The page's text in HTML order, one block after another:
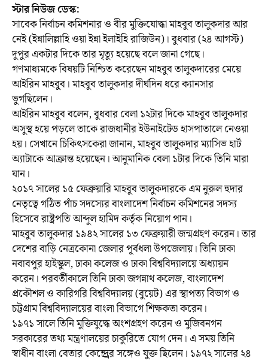
স্টার নিউজ ডেস্ক:
সাবেক নির্বাচন কমিশনার ও বীর মুক্তিযোদ্ধা মাহবুব তালুকদার আর
নেই (ইন্নালিল্লাহি ওয়া ইন্না ইলাইহি রাজিউন)। বুধবার (২৪ আগস্ট)
দুপুর একটার দিকে তার মৃত্যু হয়েছে বলে জানা গেছে।
গণমাধ্যমকে বিষয়টি নিশ্চিত করেছেন মাহবুব তালুকদারের মেয়ে
আইরিন মাহবু্ব। মাহবুব তালুকদার দীর্ঘদিন ধরে ক্যানসার
ভুগছিলেন।
আইরিন মাহবুব বলেন, বুধবার বেলা ১২টার দিকে মাহবুব তালুকদার
অসুস্থ হয়ে পড়লে তাকে রাজধানীর ইউনাইটেড হাসপাতালে নেওয়া
হয়। সেখানে চিকিৎসকেরা জানান, মাহবুব তালুকদার ম্যাসিভ হার্ট
অ্যাটাকে আক্রান্ত হয়েছেন। আনুমানিক বেলা ১টার দিকে তিনি মারা
যান।
২০১৭ সালের ১৫ ফেব্রুয়ারি মাহবুব তালুকদারকে এম নুরুল হুদার
নেতৃত্বে গঠিত পাঁচ সদস্যের বাংলাদেশ নির্বাচন কমিশনের সদস্য
হিসেবে রাষ্ট্রপতি আব্দুল হামিদ কর্তৃক নিয়োগ পান।
মাহবুব তালুকদার ১৯৪২ সালের ১৩ ফেব্রুয়ারী জন্মগ্রহণ করেন। তার
দেশের বাড়ি নেত্রকোনা জেলার পূর্বধলা উপজেলায়। তিনি ঢাকা
নবাবপুর হাইস্কুল, ঢাকা কলেজ ও ঢাকা বিশ্ববিদ্যালয়ে অধ্যায়ন
করেন। পরবর্তীকালে তিনি ঢাকা জগন্নাথ কলেজ, বাংলাদেশ
প্রকৌশল ও কারিগরি বিশ্ববিদ্যালয় (বুয়েট) এর স্থাপত্য বিভাগ ও
চট্টগ্রাম বিশ্ববিদ্যালয়ের বাংলা বিভাগে শিক্ষকতা করেন।
১৯৭১ সালে তিনি মুক্তিযুদ্ধে অংশগ্রহণ করেন ও মুজিবনগন
সরকারের তথ্য মন্ত্রণালয়ের চাকুরিতে যোগ দেন। এ সময় তিনি
স্বাধীন বাংলা বেতার কেন্দ্র্রের সঙ্গেও যুক্ত ছিলেন। ১৯৭২ সালের ২৪